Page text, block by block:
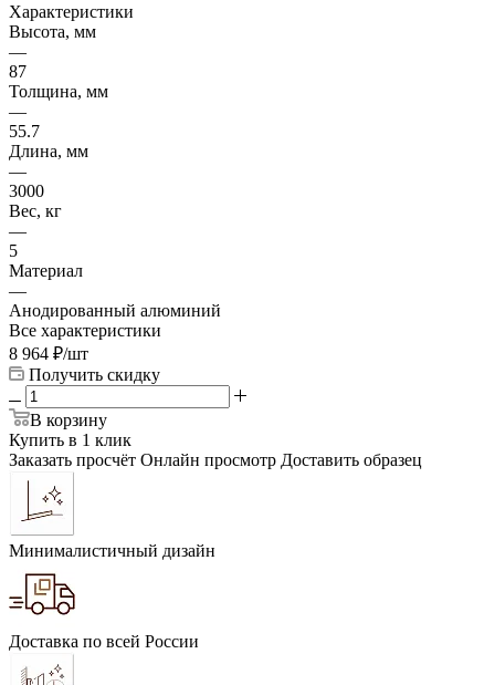
Характеристики
Высота, мм
—
87
Толщина, мм
—
55.7
Длина, мм
—
3000
Вес, кг
—
5
Материал
—
Анодированный алюминий
Все характеристики
8 964 ₽/шт
Получить скидку
В корзину
Купить в 1 клик
Заказать просчёт Онлайн просмотр Доставить образец
Минималистичный дизайн
Доставка по всей России